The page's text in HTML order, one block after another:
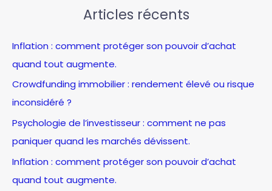
r
c
h
e
r
:
Articles récents
Inflation : comment protéger son pouvoir d’achat
quand tout augmente.
Crowdfunding immobilier : rendement élevé ou risque
inconsidéré ?
Psychologie de l’investisseur : comment ne pas
paniquer quand les marchés dévissent.
Inflation : comment protéger son pouvoir d’achat
quand tout augmente.